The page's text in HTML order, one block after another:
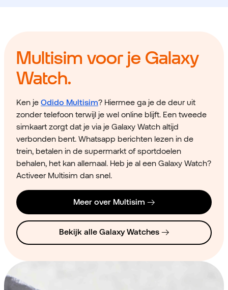
Multisim voor je Galaxy
Watch.
Ken je Odido Multisim? Hiermee ga je de deur uit
zonder telefoon terwijl je wel online blijft. Een tweede
simkaart zorgt dat je via je Galaxy Watch altijd
verbonden bent. Whatsapp berichten lezen in de
trein, betalen in de supermarkt of sportdoelen
behalen, het kan allemaal. Heb je al een Galaxy Watch?
Activeer Multisim dan snel.
Meer over Multisim
Bekijk alle Galaxy Watches